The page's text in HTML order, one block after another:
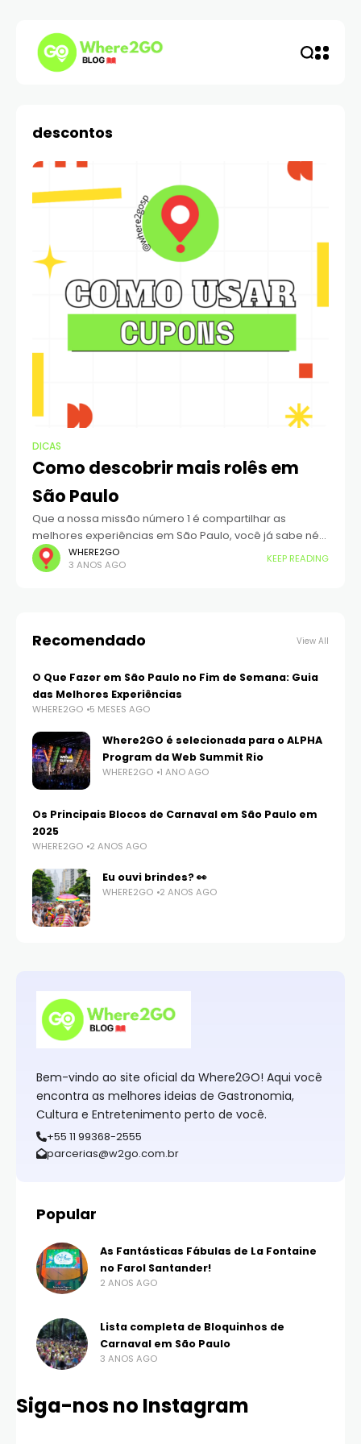
descontos
DICAS
Como descobrir mais rolês em
São Paulo
Que a nossa missão número 1 é compartilhar as
melhores experiências em São Paulo, você já sabe né?
Dessa vez decidimos ir além e inauguramos uma
comunidade exclusiva para aqueles
WHERE2GO
3 ANOS AGO
KEEP READING
Recomendado View All
O Que Fazer em São Paulo no Fim de Semana: Guia
das Melhores Experiências
WHERE2GO 5 MESES AGO
Where2GO é selecionada para o ALPHA
Program da Web Summit Rio
WHERE2GO 1 ANO AGO
Os Principais Blocos de Carnaval em São Paulo em
2025
WHERE2GO 2 ANOS AGO
Eu ouvi brindes? 👀
WHERE2GO 2 ANOS AGO
Bem-vindo ao site oficial da Where2GO! Aqui você
encontra as melhores ideias de Gastronomia,
Cultura e Entretenimento perto de você.
+55 11 99368-2555
parcerias@w2go.com.br
Popular
As Fantásticas Fábulas de La Fontaine
no Farol Santander!
2 ANOS AGO
Lista completa de Bloquinhos de
Carnaval em São Paulo
3 ANOS AGO
Siga-nos no Instagram